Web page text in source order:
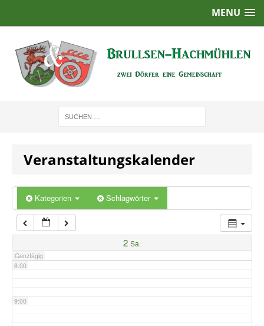
MENU
Veranstaltungskalender
Kategorien Schlagwörter
2 Sa.
Ganztägig
2:00
5:00
7:00
8:00
9:00